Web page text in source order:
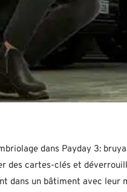
dans Payday 3:
des cartes-clés et
dans un bâtiment avec leur